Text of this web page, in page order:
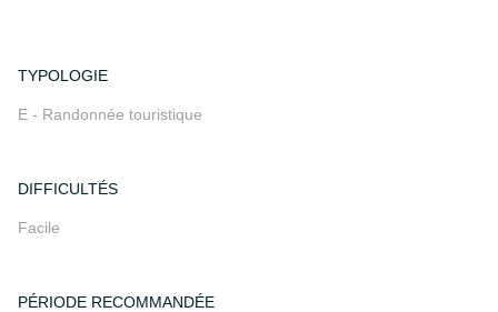
TYPOLOGIE
E - Randonnée touristique
DIFFICULTÉS
Facile
PÉRIODE RECOMMANDÉE